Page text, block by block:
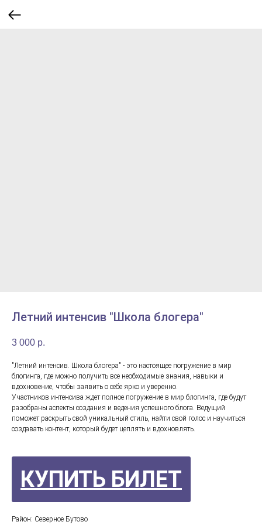
Летний интенсив "Школа блогера"
3 000 р.
"Летний интенсив. Школа блогера" - это настоящее погружение в мир
блогинга, где можно получить все необходимые знания, навыки и
вдохновение, чтобы заявить о себе ярко и уверенно.
Участников интенсива ждет полное погружение в мир блогинга, где будут
разобраны аспекты создания и ведения успешного блога. Ведущий
поможет раскрыть свой уникальный стиль, найти свой голос и научиться
создавать контент, который будет цеплять и вдохновлять.
КУПИТЬ БИЛЕТ
Район: Северное Бутово